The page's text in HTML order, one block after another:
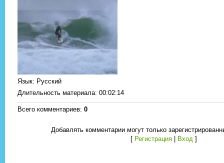
Язык: Русский
Длительность материала: 00:02:14
Всего комментариев: 0
Добавлять комментарии могут только
[ Регистрация| Вход]